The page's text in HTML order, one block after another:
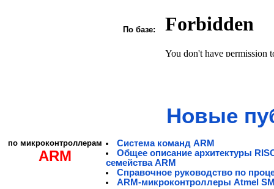
По базе:
Новые
по микроконтроллерам
ARM
Система команд ARM
Общее описание архитектуры
семейства ARM
Справочное руководство по
ARM-микроконтроллеры Atmel